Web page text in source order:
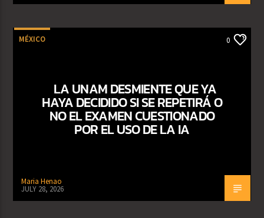
MÉXICO 0
LA UNAM DESMIENTE QUE YA
HAYA DECIDIDO SI SE REPETIRÁ O
NO EL EXAMEN CUESTIONADO
POR EL USO DE LA IA
Maria Henao
JULY 28, 2026